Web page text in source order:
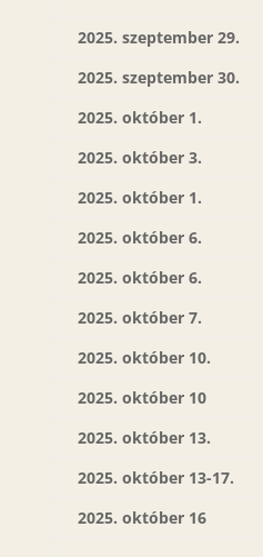
2025. szeptember 29.
2025. szeptember 30.
2025. október 1.
2025. október 3.
2025. október 1.
2025. október 6.
2025. október 6.
2025. október 7.
2025. október 10.
2025. október 10
2025. október 13.
2025. október 13-17.
2025. október 16